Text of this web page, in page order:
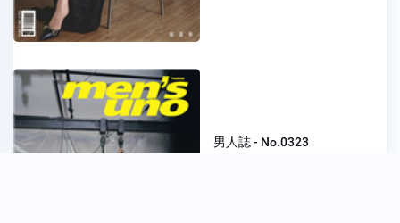
男人誌 - No.0323